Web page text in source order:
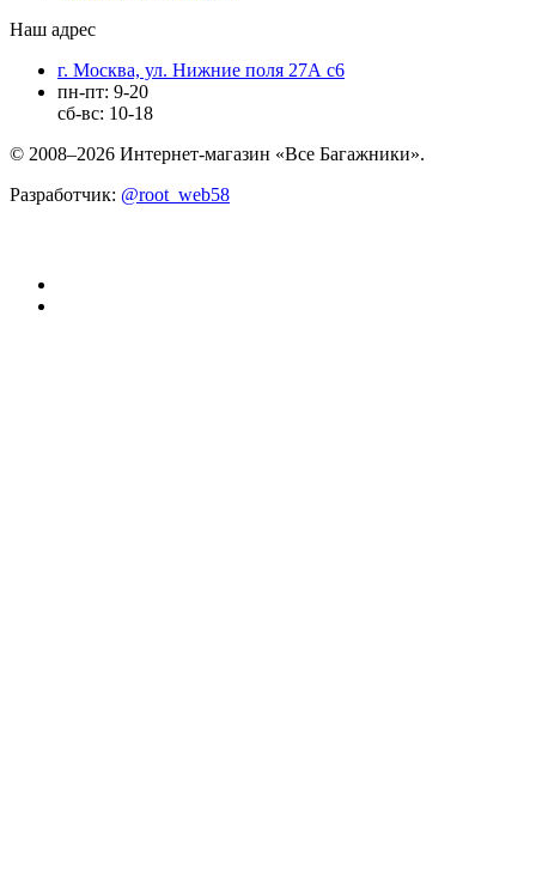
Наш адрес
г. Москва, ул. Нижние поля 27А с6
пн-пт: 9-20
сб-вс: 10-18
© 2008–2026 Интернет-магазин «Все Багажники».
Разработчик: @root_web58